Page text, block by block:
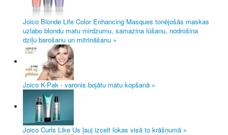
Joico Blonde Life Color Enhancing Masques tonējošās maskas
uzlabo blondu matu mirdzumu, samazina lūšanu, nodrošina
dziļu barošanu un mitrināšanu »
Joico K-Pak - varonis bojātu matu kopšanā »
Joico Curls Like Us ļauj izcelt lokas visā to krāšņumā »